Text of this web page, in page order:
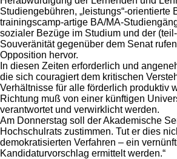
Studiengebühren, „leistungs“-orientierte
trainingscamp-artige BA/MA-
sozialer Bezüge im Studium und der
Souveränität gegenüber dem Senat
Opposition hervor.
In diesen Zeiten erforderlich und
die sich couragiert dem kritischen
Verhältnisse für alle förderlich produktiv
Richtung muß von einer künftigen
verantwortet und verwirklicht werden.
Am Donnerstag soll der Akademische
Hochschulrats zustimmen. Tut er dies
demokratisierten Verfahren – ein
Kandidaturvorschlag ermittelt werden.“